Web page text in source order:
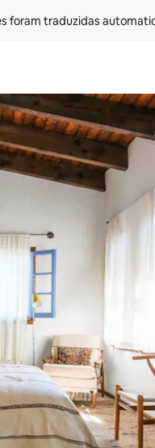
foram traduzidas
para cima e para